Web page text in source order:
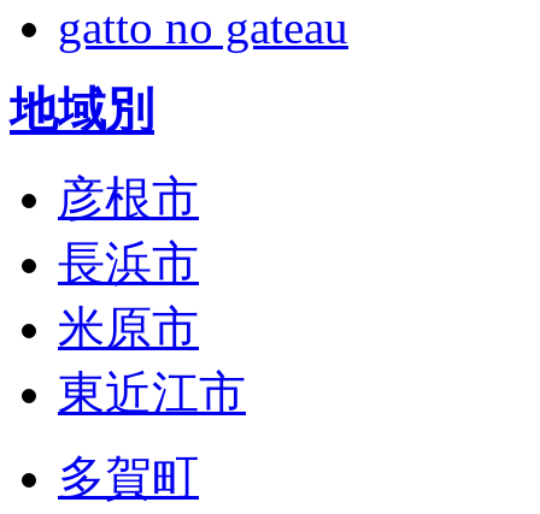
gatto no gateau
地域別
彦根市
長浜市
米原市
東近江市
多賀町